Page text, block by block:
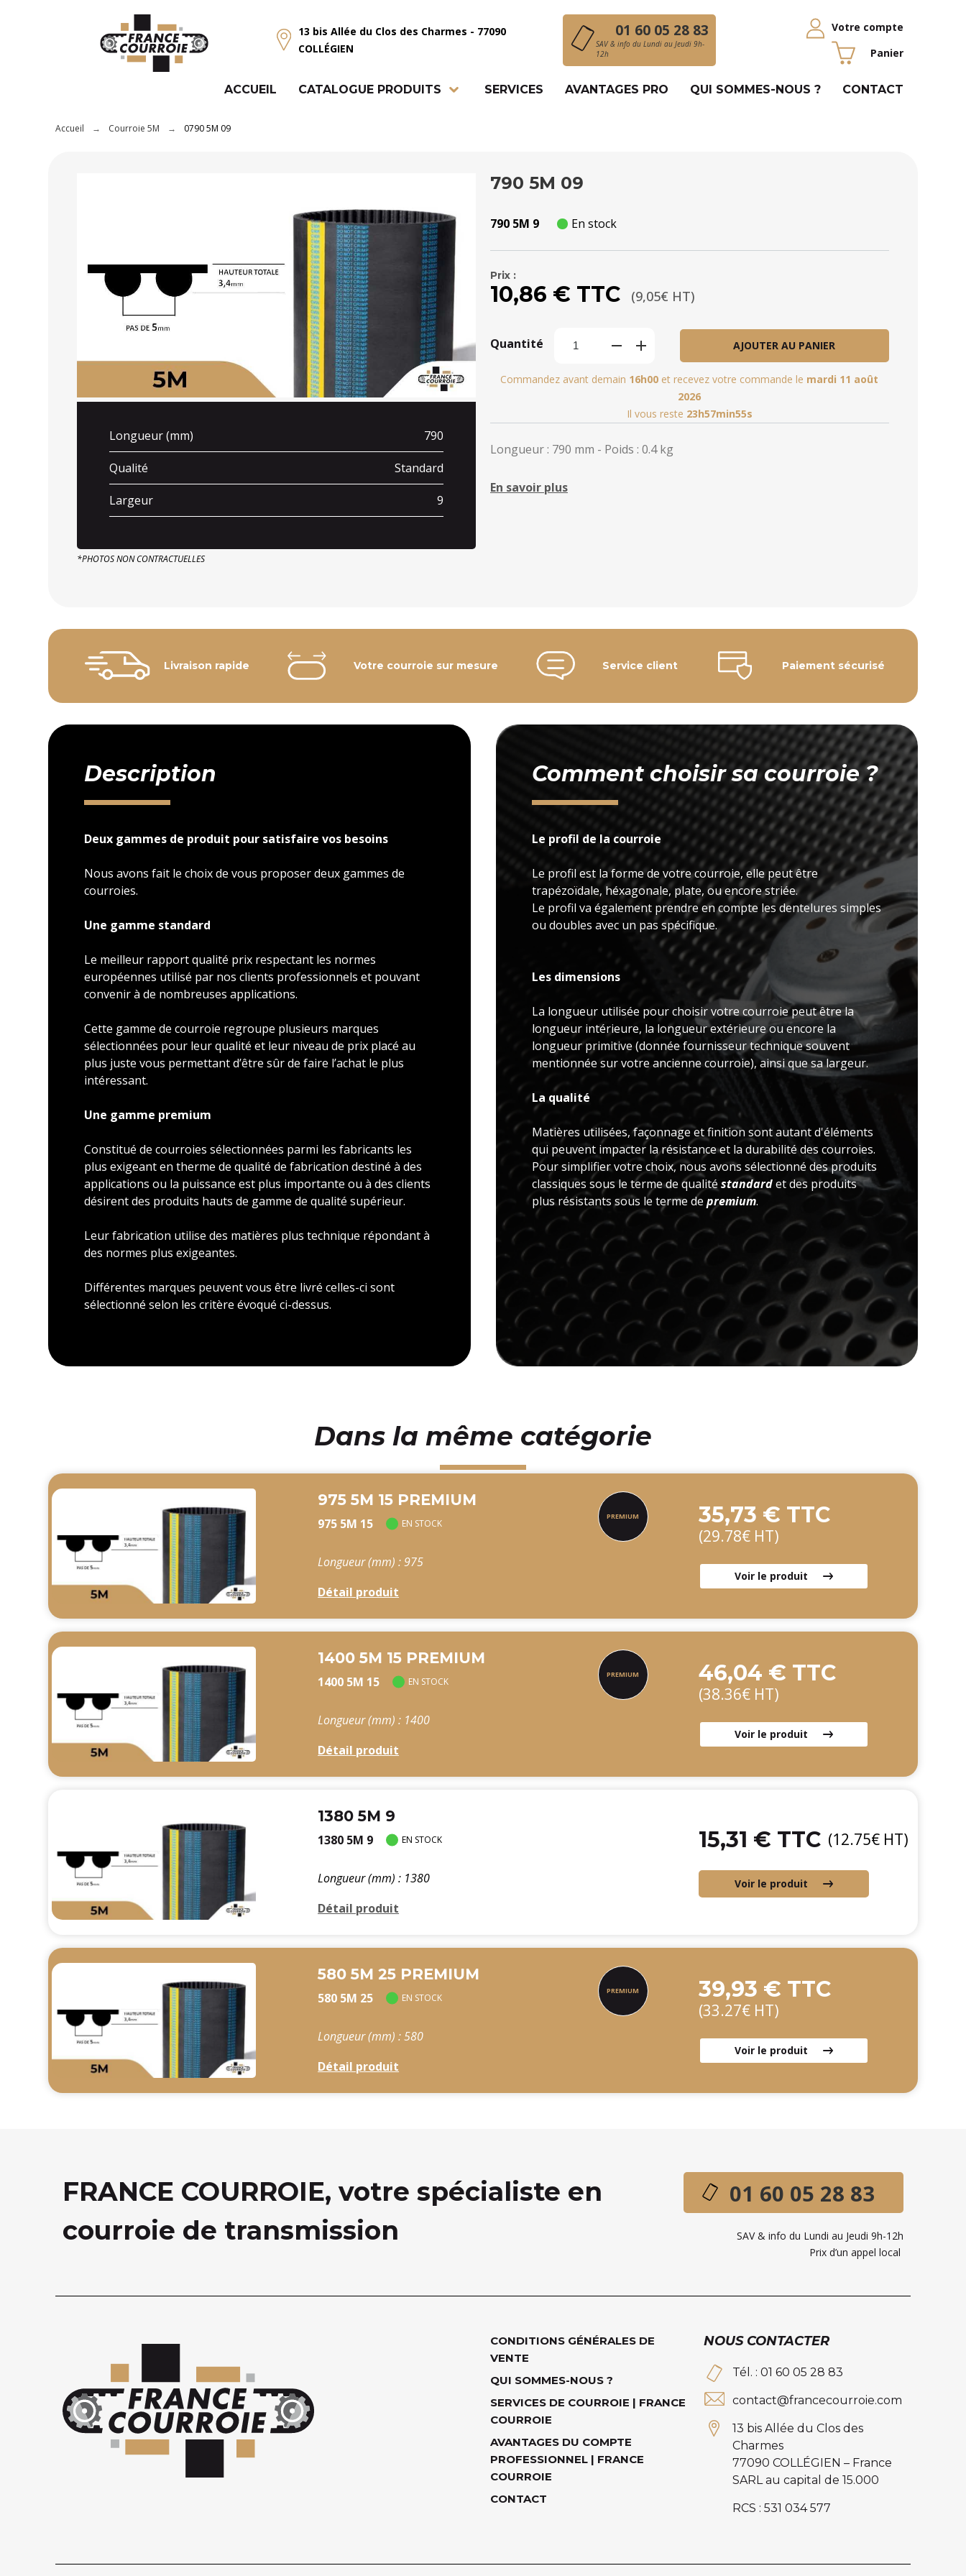
13 bis Allée du Clos des Charmes - 77090
COLLÉGIEN
01 60 05 28 83
SAV & info du Lundi au Jeudi 9h-
12h
Votre compte
Panier
ACCUEIL CATALOGUE PRODUITS SERVICES AVANTAGES PRO QUI SOMMES-NOUS ? CONTACT
Accueil Courroie 5M 0790 5M 09
Longueur (mm) 790
Qualité Standard
Largeur 9
*PHOTOS NON CONTRACTUELLES
790 5M 09
790 5M 9 En stock
Prix :
10,86 € TTC (9,05€ HT)
Quantité AJOUTER AU PANIER
Commandez avant demain 16h00 et recevez votre commande le mardi 11 août
2026
Il vous reste 23h57min53s
Longueur : 790 mm - Poids : 0.4 kg
En savoir plus
Livraison rapide Votre courroie sur mesure Service client Paiement sécurisé
Description
Deux gammes de produit pour satisfaire vos besoins
Nous avons fait le choix de vous proposer deux gammes de
courroies.
Une gamme standard
Le meilleur rapport qualité prix respectant les normes
européennes utilisé par nos clients professionnels et pouvant
convenir à de nombreuses applications.
Cette gamme de courroie regroupe plusieurs marques
sélectionnées pour leur qualité et leur niveau de prix placé au
plus juste vous permettant d’être sûr de faire l’achat le plus
intéressant.
Une gamme premium
Constitué de courroies sélectionnées parmi les fabricants les
plus exigeant en therme de qualité de fabrication destiné à des
applications ou la puissance est plus importante ou à des clients
désirent des produits hauts de gamme de qualité supérieur.
Leur fabrication utilise des matières plus technique répondant à
des normes plus exigeantes.
Différentes marques peuvent vous être livré celles-ci sont
sélectionné selon les critère évoqué ci-dessus.
Comment choisir sa courroie ?
Le profil de la courroie
Le profil est la forme de votre courroie, elle peut être
trapézoïdale, héxagonale, plate, ou encore striée.
Le profil va également prendre en compte les dentelures simples
ou doubles avec un pas spécifique.
Les dimensions
La longueur utilisée pour choisir votre courroie peut être la
longueur intérieure, la longueur extérieure ou encore la
longueur primitive (donnée fournisseur technique souvent
mentionnée sur votre ancienne courroie), ainsi que sa largeur.
La qualité
Matières utilisées, façonnage et finition sont autant d'éléments
qui peuvent impacter la résistance et la durabilité des courroies.
Pour simplifier votre choix, nous avons sélectionné des produits
classiques sous le terme de qualité standardet des produits
plus résistants sous le terme de premium.
Dans la même catégorie
975 5M 15 PREMIUM
975 5M 15 EN STOCK
Longueur (mm) : 975
Détail produit
35,73 € TTC
(29.78€ HT)
Voir le produit
1400 5M 15 PREMIUM
1400 5M 15 EN STOCK
Longueur (mm) : 1400
Détail produit
46,04 € TTC
(38.36€ HT)
Voir le produit
1380 5M 9
1380 5M 9 EN STOCK
Longueur (mm) : 1380
Détail produit
15,31 € TTC (12.75€ HT)
Voir le produit
580 5M 25 PREMIUM
580 5M 25 EN STOCK
Longueur (mm) : 580
Détail produit
39,93 € TTC
(33.27€ HT)
Voir le produit
FRANCE COURROIE, votre spécialiste en
courroie de transmission
01 60 05 28 83
SAV & info du Lundi au Jeudi 9h-12h
Prix d’un appel local
CONDITIONS GÉNÉRALES DE
VENTE
QUI SOMMES-NOUS ?
SERVICES DE COURROIE | FRANCE
COURROIE
AVANTAGES DU COMPTE
PROFESSIONNEL | FRANCE
COURROIE
CONTACT
NOUS CONTACTER
Tél. : 01 60 05 28 83
contact@francecourroie.com
13 bis Allée du Clos des
Charmes
77090 COLLÉGIEN – France
SARL au capital de 15.000
RCS : 531 034 577